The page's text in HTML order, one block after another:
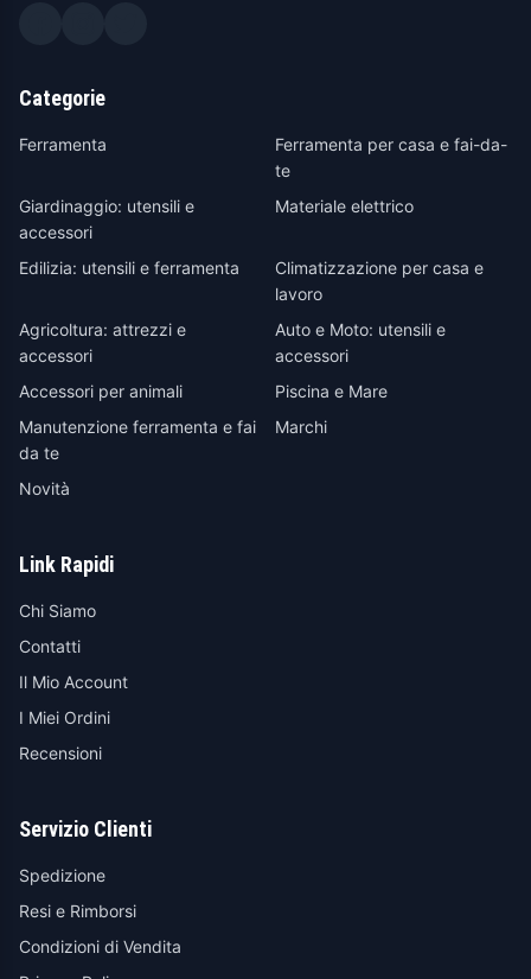
Categorie
Ferramenta
Ferramenta per casa e fai-da-
te
Giardinaggio: utensili e
accessori
Materiale elettrico
Edilizia: utensili e ferramenta
Climatizzazione per casa e
lavoro
Agricoltura: attrezzi e
accessori
Auto e Moto: utensili e
accessori
Accessori per animali
Piscina e Mare
Manutenzione ferramenta e fai
da te
Marchi
Novità
Link Rapidi
Chi Siamo
Contatti
Il Mio Account
I Miei Ordini
Recensioni
Servizio Clienti
Spedizione
Resi e Rimborsi
Condizioni di Vendita